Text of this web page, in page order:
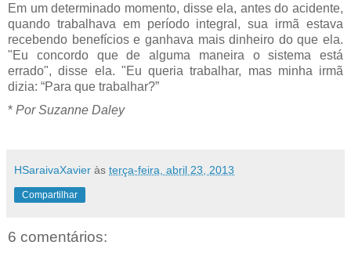
Em um determinado momento, disse ela, antes do acidente,
quando trabalhava em período integral, sua irmã estava
recebendo benefícios e ganhava mais dinheiro do que ela.
"Eu concordo que de alguma maneira o sistema está
errado", disse ela. "Eu queria trabalhar, mas minha irmã
dizia: “Para que trabalhar?”
* Por Suzanne Daley
HSaraivaXavier às terça-feira, abril 23, 2013
Compartilhar
6 comentários: